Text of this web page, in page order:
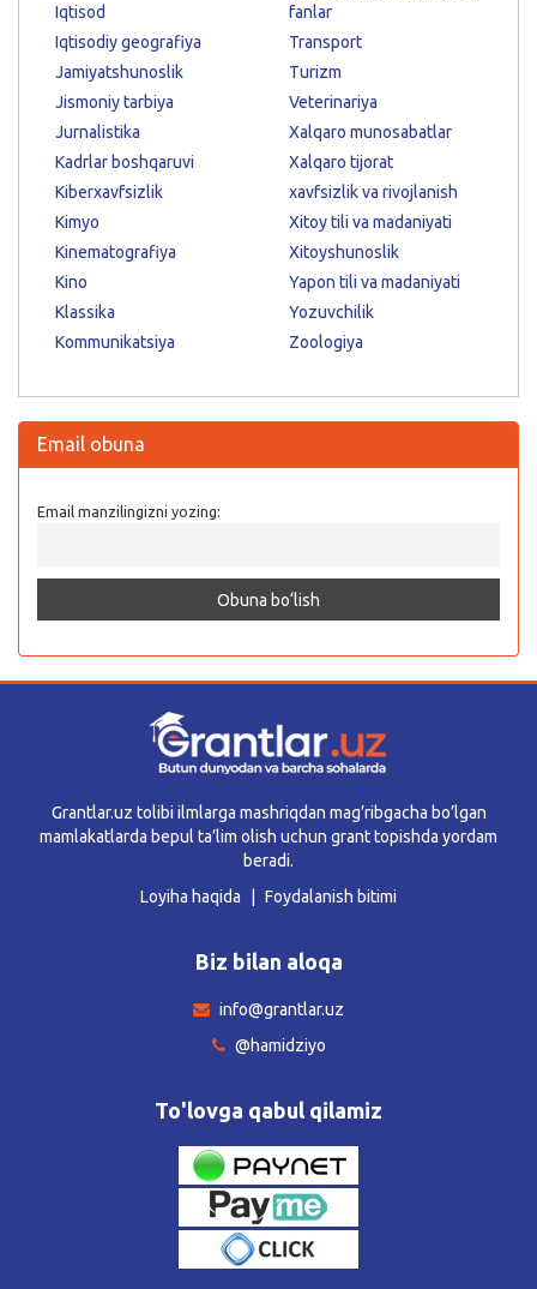
Iqtisod
Iqtisodiy geografiya
Jamiyatshunoslik
Jismoniy tarbiya
Jurnalistika
Kadrlar boshqaruvi
Kiberxavfsizlik
Kimyo
Kinematografiya
Kino
Klassika
Kommunikatsiya
fanlar
Transport
Turizm
Veterinariya
Xalqaro munosabatlar
Xalqaro tijorat
xavfsizlik va rivojlanish
Xitoy tili va madaniyati
Xitoyshunoslik
Yapon tili va madaniyati
Yozuvchilik
Zoologiya
Email obuna
Email manzilingizni yozing:
Grantlar.uz tolibi ilmlarga mashriqdan mag’ribgacha bo’lgan
mamlakatlarda bepul ta’lim olish uchun grant topishda yordam
beradi.
Loyiha haqida
Foydalanish bitimi
Biz bilan aloqa
info@grantlar.uz
@hamidziyo
To'lovga qabul qilamiz